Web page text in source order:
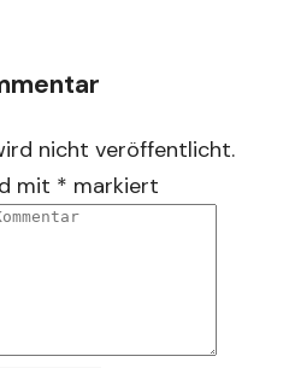
nicht veröffentlicht.
mit * markiert